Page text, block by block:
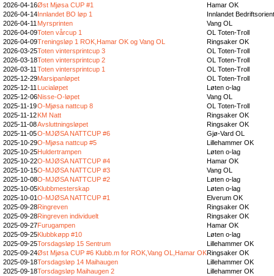
2026-04-16Øst Mjøsa CUP #1
Hamar OK
2026-04-14Innlandet BO løp 1
Innlandet
2026-04-11 Myrsprinten
Vang OL
2026-04-09Toten vårcup 1
OL Toten-Troll
2026-04-09Treningsløp 1 ROK,Hamar OK og Vang OL
Ringsaker OK
2026-03-25Toten vintersprintcup 3
OL Toten-Troll
2026-03-18Toten vintersprintcup 2
OL Toten-Troll
2026-03-11 Toten vintersprintcup 1
OL Toten-Troll
2025-12-29Marsipanløpet
OL Toten-Troll
2025-12-11 Lucialøpet
Løten o-lag
2025-12-06Nisse-O-løpet
Vang OL
2025-11-19O-Mjøsa nattcup 8
OL Toten-Troll
2025-11-12KM Natt
Ringsaker OK
2025-11-08Avsluttningsløpet
Ringsaker OK
2025-11-05O-MJØSA NATTCUP #6
Gjø-Vard OL
2025-10-29O-Mjøsa nattcup #5
Lillehammer OK
2025-10-25Huldertrampen
Løten o-lag
2025-10-22O-MJØSA NATTCUP #4
Hamar OK
2025-10-15O-MJØSA NATTCUP #3
Vang OL
2025-10-08O-MJØSA NATTCUP #2
Løten o-lag
2025-10-05Klubbmesterskap
Løten o-lag
2025-10-01O-MJØSA NATTCUP #1
Elverum OK
2025-09-28Ringreven
Ringsaker OK
2025-09-28Ringreven individuelt
Ringsaker OK
2025-09-27Furugampen
Hamar OK
2025-09-25Klubbkøpp #10
Løten o-lag
2025-09-25Torsdagsløp 15 Sentrum
Lillehammer OK
2025-09-24Øst Mjøsa CUP #6 Klubb.m for ROK,Vang OL,Hamar OKRingsaker OK
2025-09-18Torsdagsløp 14 Maihaugen
Lillehammer OK
2025-09-18Torsdagsløp Maihaugen 2
Lillehammer OK